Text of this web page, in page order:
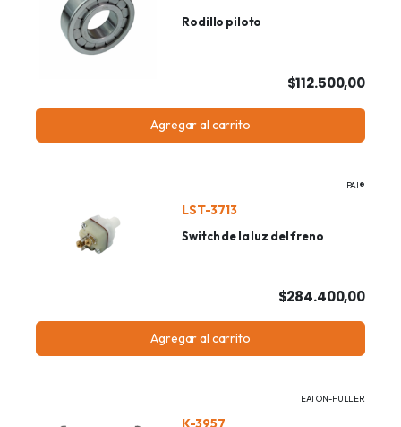
Rodillo piloto
$112.500,00
Agregar al carrito
PAI®
LST-3713
Switch de la luz del freno
$284.400,00
Agregar al carrito
EATON-FULLER
K-3957